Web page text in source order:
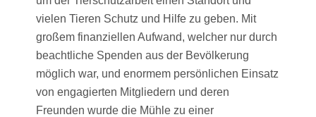
vielen Tieren Schutz und Hilfe zu geben. Mit
großem finanziellen Aufwand, welcher nur durch
beachtliche Spenden aus der Bevölkerung
möglich war, und enormem persönlichen Einsatz
von engagierten Mitgliedern und deren
Freunden wurde die Mühle zu einer